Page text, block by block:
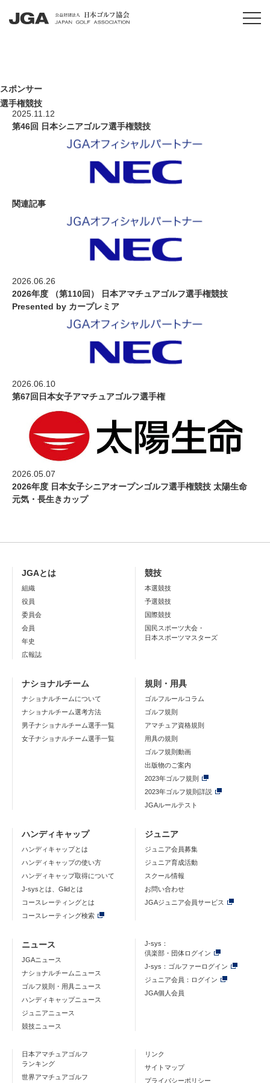
スポンサー
選手権競技
2025.11.12
第46回 日本シニアゴルフ選手権競技
関連記事
2026.06.26
2026年度 （第110回） 日本アマチュアゴルフ選手権競技
Presented by カープレミア
2026.06.10
第67回日本女子アマチュアゴルフ選手権
2026.05.07
2026年度 日本女子シニアオープンゴルフ選手権競技 太陽生命
元気・長生きカップ
JGAとは
組織
役員
委員会
会員
年史
広報誌
競技
本選競技
予選競技
国際競技
国民スポーツ大会・
日本スポーツマスターズ
ナショナルチーム
ナショナルチームについて
ナショナルチーム選考方法
男子ナショナルチーム選手一覧
女子ナショナルチーム選手一覧
規則・用具
ゴルフルールコラム
ゴルフ規則
アマチュア資格規則
用具の規則
ゴルフ規則動画
出版物のご案内
2023年ゴルフ規則
2023年ゴルフ規則詳説
JGAルールテスト
ハンディキャップ
ハンディキャップとは
ハンディキャップの使い方
ハンディキャップ取得について
J-sysとは、Glidとは
コースレーティングとは
コースレーティング検索
ジュニア
ジュニア会員募集
ジュニア育成活動
スクール情報
お問い合わせ
JGAジュニア会員サービス
ニュース
JGAニュース
ナショナルチームニュース
ゴルフ規則・用具ニュース
ハンディキャップニュース
ジュニアニュース
競技ニュース
J-sys：
倶楽部・団体ログイン
J-sys：ゴルファーログイン
ジュニア会員：ログイン
JGA個人会員
日本アマチュアゴルフ
ランキング
世界アマチュアゴルフ
リンク
サイトマップ
プライバシーポリシー